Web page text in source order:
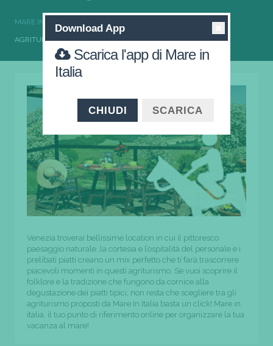
MARE IN ITALIA AGRITURISMO VENETO
AGRITURISMO VENEZIA
Venezia troverai bellissime location in cui il pittoresco
paesaggio naturale ,la cortesia e l’ospitalità del personale e i
prelibati piatti creano un mix perfetto che ti farà trascorrere
piacevoli momenti in questi agriturismo. Se vuoi scoprire il
folklore e la tradizione che fungono da cornice alla
degustazione dei piatti tipici, non resta che scegliere tra gli
agriturismo proposti da Mare In Italia basta un click! Mare in
italia, il tuo punto di riferimento online per organizzare la tua
vacanza al mare!
Download App
Scarica l'app di Mare in
Italia
CHIUDI SCARICA